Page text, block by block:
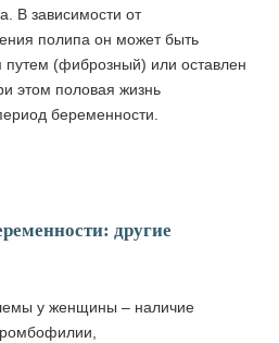
В зависимости от
полипа он может быть
путем (фиброзный) или оставлен
этом половая жизнь
беременности.
другие
у женщины – наличие